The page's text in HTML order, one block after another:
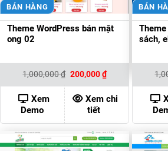
BÁN HÀNG
Theme WordPress bán mật
ong 02
1,000,000₫ Giá
là:
1,000,000 ₫.
200,000₫Giá
hiện
tại
là:
200,000 ₫.
Xem
Demo
Xem chi
tiết
BÁN
Theme
sách,